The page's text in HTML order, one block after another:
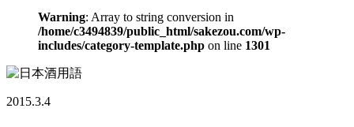
Warning: Array to string conversion in
/home/c3494839/public_html/sakezou.com/wp-
includes/category-template.php on line 1301
2015.3.4